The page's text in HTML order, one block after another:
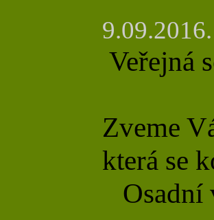
9.09.2016.
Veřejná
Zveme
která se
Osadní